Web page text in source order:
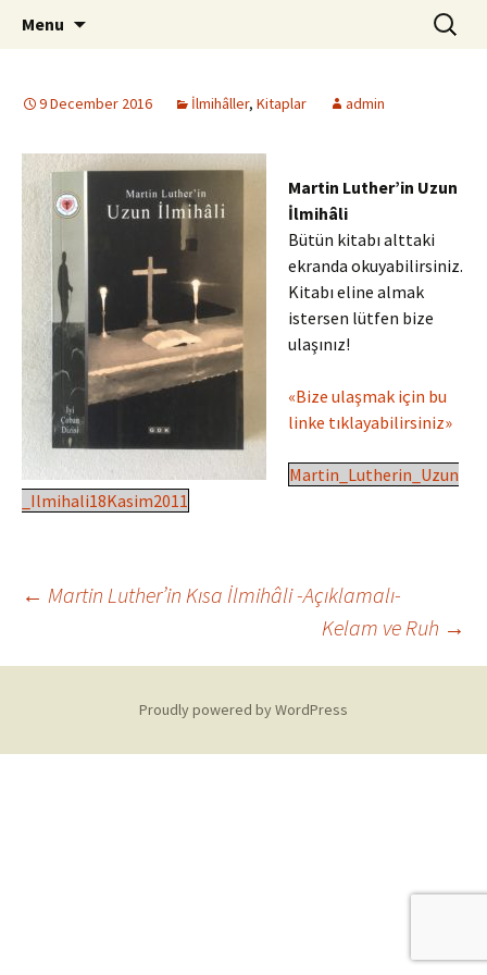
ILC
Menu
Search
for:
9 December 2016 İlmihâller, Kitaplar admin
Martin Luther’in Uzun
İlmihâli
Bütün kitabı alttaki
ekranda okuyabilirsiniz.
Kitabı eline almak
istersen lütfen bize
ulaşınız!
«Bize ulaşmak için bu
linke tıklayabilirsiniz»
Martin_Lutherin_Uzun
_Ilmihali18Kasim2011
Post
navigation
← Martin Luther’in Kısa İlmihâli -Açıklamalı-
Kelam ve Ruh →
Proudly powered by WordPress